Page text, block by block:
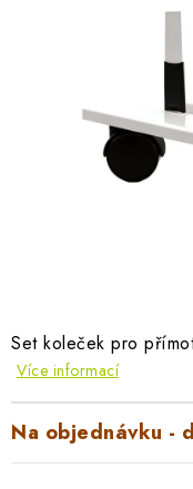
AKUMULAČNÍ KAMNA
Obchodní podmínky
Ceny přepravy
Náhradní díly Könner &
Slovník pojmů
Zpětný
Set koleček pro
Více informací
Na objednávku -